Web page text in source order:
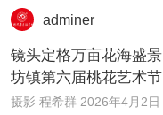
adminer
镜头定格万亩花海盛
坊镇第六届桃花艺术节